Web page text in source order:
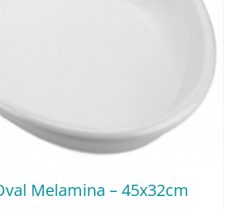
Melamina – 45x32cm